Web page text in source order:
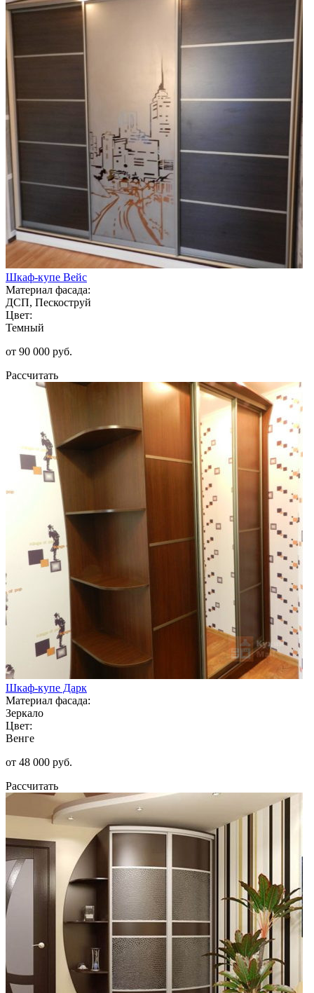
Шкаф-купе Вейс
Материал фасада:
ДСП, Пескоструй
Цвет:
Темный
от 90 000 руб.
Рассчитать
Шкаф-купе Дарк
Материал фасада:
Зеркало
Цвет:
Венге
от 48 000 руб.
Рассчитать